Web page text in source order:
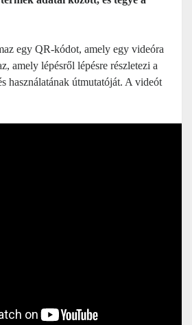
egy QR-kódot, amely egy videóra
amely lépésről lépésre részletezi a
használatának útmutatóját. A videót